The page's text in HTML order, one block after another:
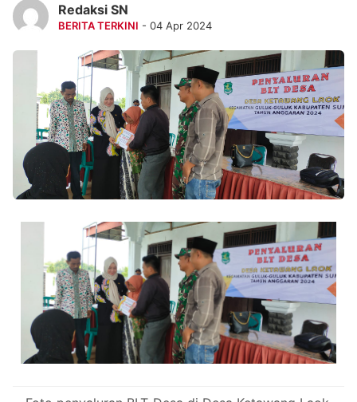
Redaksi SN
BERITA TERKINI - 04 Apr 2024